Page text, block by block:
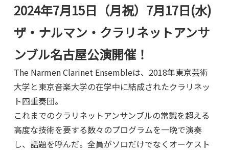
2024年7月15日（月祝）7月17日(水)
ザ・ナルマン・クラリネットアンサ
ンブル名古屋公演開催！
The Narmen Clarinet Ensembleは、2018年東京芸術
大学と東京音楽大学の在学中に結成されたクラリネッ
ト四重奏団。
これまでのクラリネットアンサンブルの常識を超える
高度な技術を要する数々のプログラムを一晩で演奏
し、話題を呼んだ。全員がソロだけでなくオーケスト